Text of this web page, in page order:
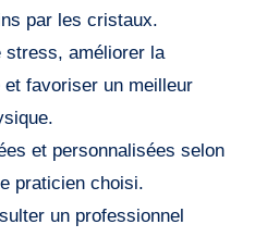
par les cristaux.
stress, améliorer la
et favoriser un meilleur
et personnalisées selon
praticien choisi.
un professionnel